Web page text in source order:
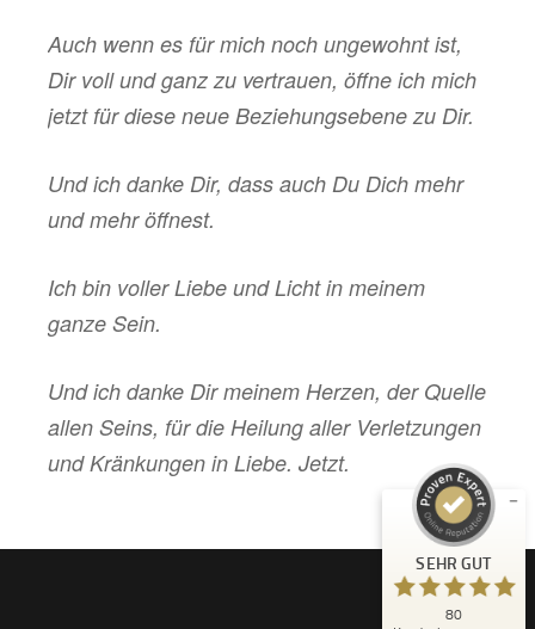
Auch wenn es für mich noch ungewohnt ist,
Dir voll und ganz zu vertrauen, öffne ich mich
jetzt für diese neue Beziehungsebene zu Dir.
Und ich danke Dir, dass auch Du Dich mehr
und mehr öffnest.
Ich bin voller Liebe und Licht in meinem
ganze Sein.
Und ich danke Dir meinem Herzen, der Quelle
allen Seins, für die Heilung aller Verletzungen
und Kränkungen in Liebe. Jetzt.
SEHR GUT
80
100
%
Empfehlungen auf
ProvenExpert.com
SEHR GUT
4,99
/
5,00
43
Bewertungen auf
ProvenExpert.com
Bewertungen von
3
Blick aufs ProvenExpert-Profil werfen